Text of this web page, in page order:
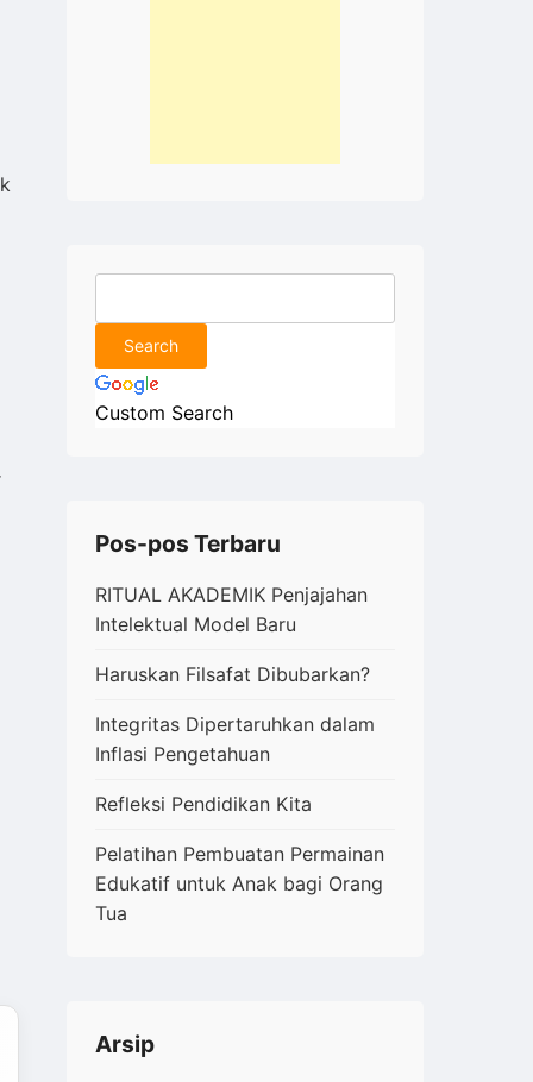
Custom Search
Pos-pos Terbaru
RITUAL AKADEMIK Penjajahan
Intelektual Model Baru
Haruskan Filsafat Dibubarkan?
Integritas Dipertaruhkan dalam
Inflasi Pengetahuan
Refleksi Pendidikan Kita
Pelatihan Pembuatan Permainan
Edukatif untuk Anak bagi Orang
Tua
Arsip